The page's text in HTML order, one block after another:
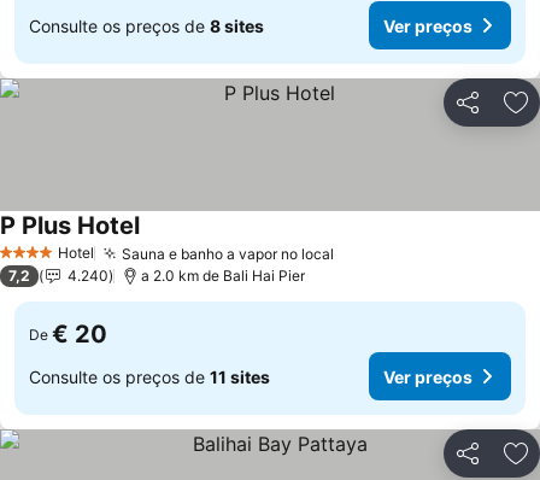
Consulte os preços de 8 sites Ver preços
Partilhar
4 EstrelasHotel Sauna e banho a vapor no local
P Plus HotelVer preços
7,2 4.240 a 2.0 km de Bali Hai Pier
De € 20
Consulte os preços de 11 sites Ver preços
Partilhar